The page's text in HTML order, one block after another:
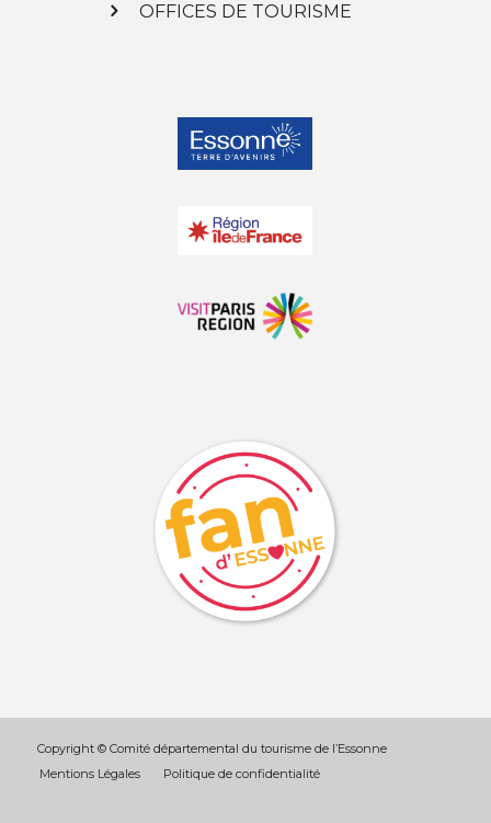
OFFICES DE TOURISME
Copyright © Comité départemental du tourisme de l’Essonne
Mentions Légales
Politique de confidentialité